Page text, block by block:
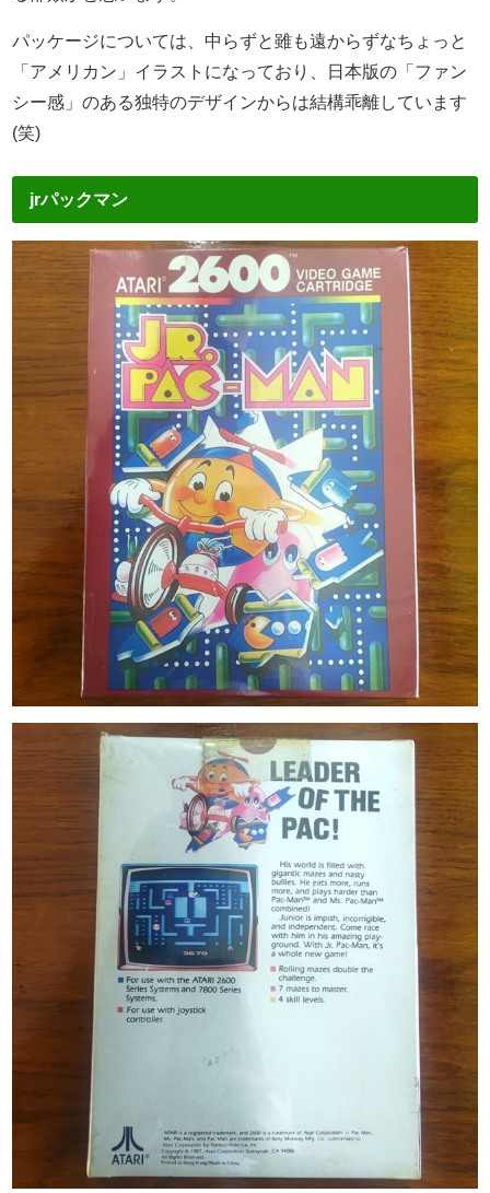
パッケージについては、中らずと雖も遠からずなちょっと
「アメリカン」イラストになっており、日本版の「ファン
シー感」のある独特のデザインからは結構乖離しています
(笑)
jrパックマン